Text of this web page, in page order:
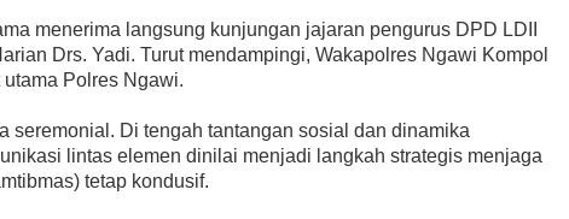
menerima langsung kunjungan jajaran pengurus DPD LDII
Drs. Yadi. Turut mendampingi, Wakapolres Ngawi Kompol
Polres Ngawi.
seremonial. Di tengah tantangan sosial dan dinamika
lintas elemen dinilai menjadi langkah strategis menjaga
tetap kondusif.